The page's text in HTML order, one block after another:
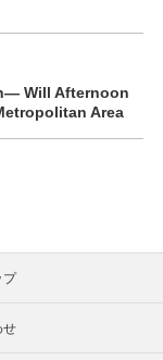
Will Afternoon
Area
プ
せ